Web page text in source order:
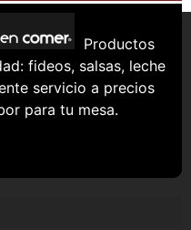
Productos
fideos, salsas, leche
servicio a precios
para tu mesa.